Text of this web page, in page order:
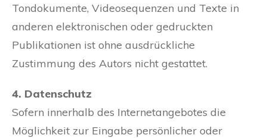
Tondokumente, Videosequenzen und Texte in
anderen elektronischen oder gedruckten
Publikationen ist ohne ausdrückliche
Zustimmung des Autors nicht gestattet.
4. Datenschutz
Sofern innerhalb des Internetangebotes die
Möglichkeit zur Eingabe persönlicher oder